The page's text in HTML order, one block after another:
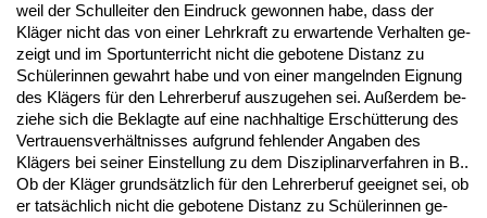
weil der Schul­lei­ter den Ein­druck ge­won­nen ha­be, dass der
Kläger nicht das von ei­ner Lehr­kraft zu er­war­ten­de Ver­hal­ten ge­
zeigt und im Sport­un­ter­richt nicht die ge­bo­te­ne Dis­tanz zu
Schüle­rin­nen ge­wahrt ha­be und von ei­ner man­geln­den Eig­nung
des Klägers für den Leh­rer­be­ruf aus­zu­ge­hen sei. Außer­dem be­
zie­he sich die Be­klag­te auf ei­ne nach­hal­ti­ge Erschütte­rung des
Ver­trau­ens­verhält­nis­ses auf­grund feh­len­der An­ga­ben des
Klägers bei sei­ner Ein­stel­lung zu dem Dis­zi­pli­nar­ver­fah­ren in B..
Ob der Kläger grundsätz­lich für den Leh­rer­be­ruf ge­eig­net sei, ob
er tatsächlich nicht die ge­bo­te­ne Dis­tanz zu Schüle­rin­nen ge­